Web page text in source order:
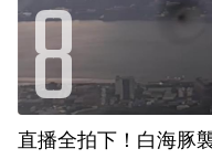
直播全拍下！白海豚